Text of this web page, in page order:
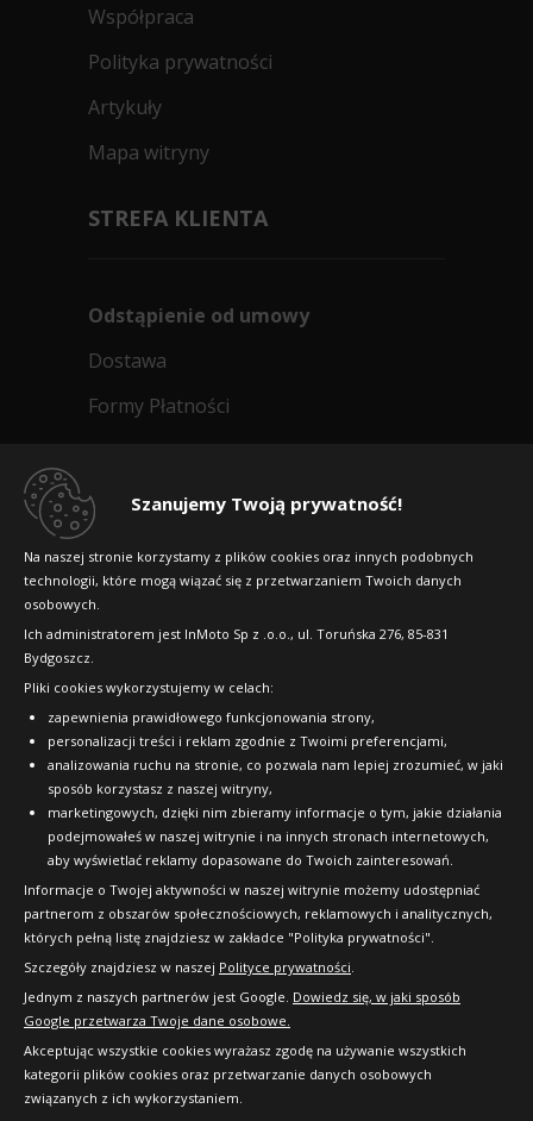
Szanujemy Twoją prywatność!
Na naszej stronie korzystamy z plików cookies oraz innych podobnych
technologii, które mogą wiązać się z przetwarzaniem Twoich danych
osobowych.
Ich administratorem jest InMoto Sp z .o.o., ul. Toruńska 276, 85-831
Bydgoszcz.
Pliki cookies wykorzystujemy w celach:
zapewnienia prawidłowego funkcjonowania strony,
personalizacji treści i reklam zgodnie z Twoimi preferencjami,
analizowania ruchu na stronie, co pozwala nam lepiej zrozumieć, w jaki
sposób korzystasz z naszej witryny,
marketingowych, dzięki nim zbieramy informacje o tym, jakie działania
podejmowałeś w naszej witrynie i na innych stronach internetowych,
aby wyświetlać reklamy dopasowane do Twoich zainteresowań.
Informacje o Twojej aktywności w naszej witrynie możemy udostępniać
partnerom z obszarów społecznościowych, reklamowych i analitycznych,
których pełną listę znajdziesz w zakładce "Polityka prywatności".
Szczegóły znajdziesz w naszej Polityce prywatności.
Jednym z naszych partnerów jest Google. Dowiedz się, w jaki sposób
Google przetwarza Twoje dane osobowe.
Akceptując wszystkie cookies wyrażasz zgodę na używanie wszystkich
kategorii plików cookies oraz przetwarzanie danych osobowych
związanych z ich wykorzystaniem.
Współpraca
Polityka prywatności
Artykuły
Mapa witryny
STREFA KLIENTA
Odstąpienie od umowy
Dostawa
Formy Płatności
Dlaczego warto kupić w 24opony.pl
Raty
FAQ
OFICJALNY PARTNER